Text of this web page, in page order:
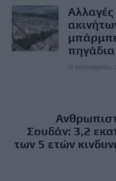
Αλλαγές
πηγάδια
12 Ιανουαρίου,
Σουδάν: 3,2
των 5 ετών